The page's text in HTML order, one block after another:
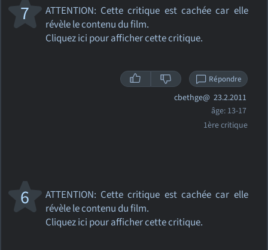
ATTENTION: Cette critique est cachée car elle
révèle le contenu du film.
Cliquez ici pour afficher cette critique.
7
Répondre
cbethge@ 23.2.2011
âge: 13-17
1ère critique
ATTENTION: Cette critique est cachée car elle
révèle le contenu du film.
Cliquez ici pour afficher cette critique.
6